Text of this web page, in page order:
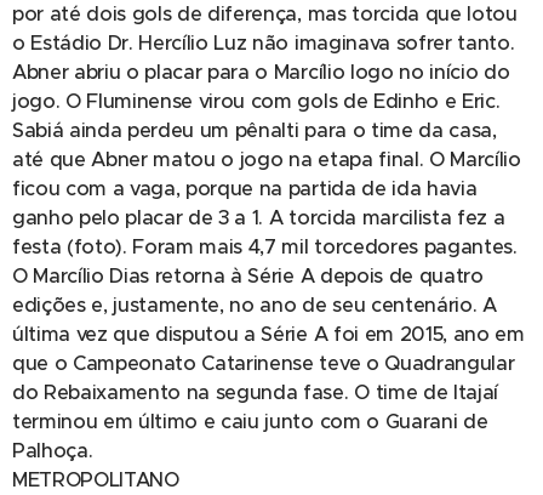
por até dois gols de diferença, mas torcida que lotou
o Estádio Dr. Hercílio Luz não imaginava sofrer tanto.
Abner abriu o placar para o Marcílio logo no início do
jogo. O Fluminense virou com gols de Edinho e Eric.
Sabiá ainda perdeu um pênalti para o time da casa,
até que Abner matou o jogo na etapa final. O Marcílio
ficou com a vaga, porque na partida de ida havia
ganho pelo placar de 3 a 1. A torcida marcilista fez a
festa (foto). Foram mais 4,7 mil torcedores pagantes.
O Marcílio Dias retorna à Série A depois de quatro
edições e, justamente, no ano de seu centenário. A
última vez que disputou a Série A foi em 2015, ano em
que o Campeonato Catarinense teve o Quadrangular
do Rebaixamento na segunda fase. O time de Itajaí
terminou em último e caiu junto com o Guarani de
Palhoça.
METROPOLITANO